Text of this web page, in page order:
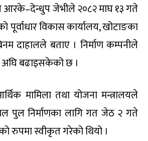
आरके–देन्धुप जेभीले २०८२ माघ १३ गते
पूर्वाधार विकास कार्यालय, खोटाङका
दाहालले बताए । निर्माण कम्पनीले
अघि बढाइसकेको छ ।
मामिला तथा योजना मन्त्रालयले
पुल निर्माणका लागि गत जेठ २ गते
रुपमा स्वीकृत गरेको थियो ।